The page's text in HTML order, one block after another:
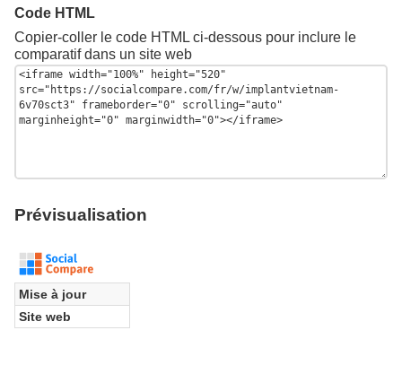
Code HTML
Copier-coller le code HTML ci-dessous pour inclure le
comparatif dans un site web
Prévisualisation